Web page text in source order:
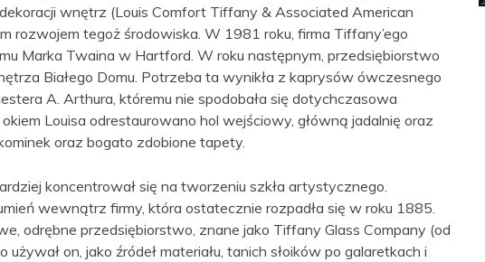
wnętrz (Louis Comfort Tiffany & Associated American
rozwojem tegoż środowiska. W 1981 roku, firma Tiffany’ego
Marka Twaina w Hartford. W roku następnym, przedsiębiorstwo
Białego Domu. Potrzeba ta wynikła z kaprysów ówczesnego
A. Arthura, któremu nie spodobała się dotychczasowa
Louisa odrestaurowano hol wejściowy, główną jadalnię oraz
oraz bogato zdobione tapety.
koncentrował się na tworzeniu szkła artystycznego.
wewnątrz firmy, która ostatecznie rozpadła się w roku 1885.
odrębne przedsiębiorstwo, znane jako Tiffany Glass Company (od
on, jako źródeł materiału, tanich słoików po galaretkach i